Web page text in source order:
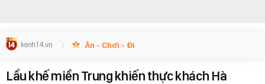
Ăn - Chơi - Đi
Lẩu khế miền Trung khiến thực khách Hà